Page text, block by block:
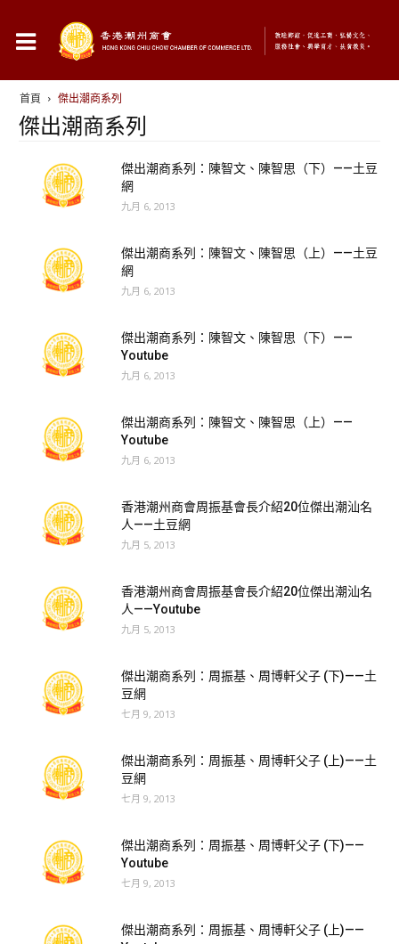
首頁 傑出潮商系列
傑出潮商系列
傑出潮商系列：陳智文、陳智思（下）——土豆
網
九月 6, 2013
傑出潮商系列：陳智文、陳智思（上）——土豆
網
九月 6, 2013
傑出潮商系列：陳智文、陳智思（下）——
Youtube
九月 6, 2013
傑出潮商系列：陳智文、陳智思（上）——
Youtube
九月 6, 2013
香港潮州商會周振基會長介紹20位傑出潮汕名
人——土豆網
九月 5, 2013
香港潮州商會周振基會長介紹20位傑出潮汕名
人——Youtube
九月 5, 2013
傑出潮商系列：周振基、周博軒父子 (下)——土
豆網
七月 9, 2013
傑出潮商系列：周振基、周博軒父子 (上)——土
豆網
七月 9, 2013
傑出潮商系列：周振基、周博軒父子 (下)——
Youtube
七月 9, 2013
傑出潮商系列：周振基、周博軒父子 (上)——